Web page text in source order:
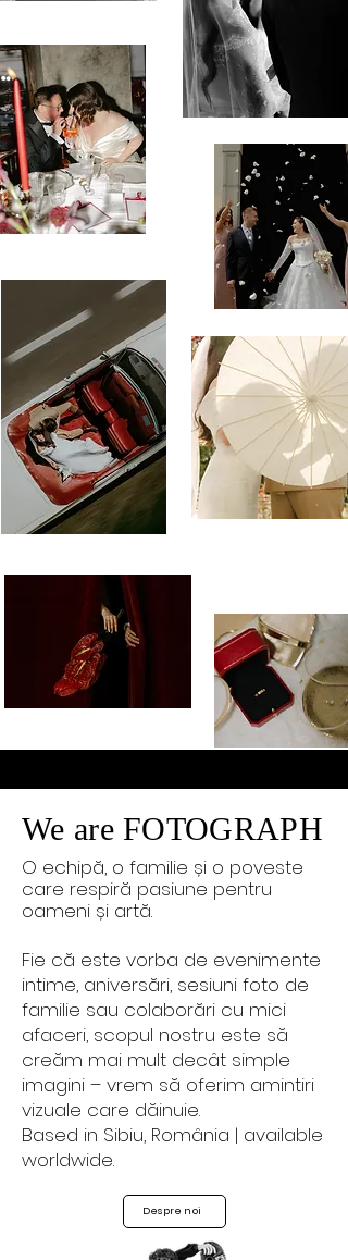
We are FOTOGRAPH
O echipă, o familie și o poveste
care respiră pasiune pentru
oameni și artă.
Fie că este vorba de evenimente
intime, aniversări, sesiuni foto de
familie sau colaborări cu mici
afaceri, scopul nostru este să
creăm mai mult decât simple
imagini – vrem să oferim amintiri
vizuale care dăinuie.
Based in Sibiu, România | available
worldwide.
Despre noi